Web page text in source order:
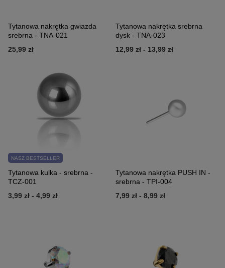
Tytanowa nakrętka gwiazda
srebrna - TNA-021
25,99 zł
Tytanowa nakrętka srebrna
dysk - TNA-023
12,99 zł - 13,99 zł
NASZ BESTSELLER
Tytanowa kulka - srebrna -
TCZ-001
3,99 zł - 4,99 zł
Tytanowa nakrętka PUSH IN -
srebrna - TPI-004
7,99 zł - 8,99 zł